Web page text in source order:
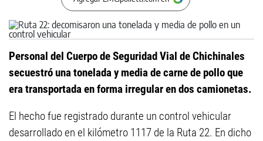
Personal del Cuerpo de Seguridad Vial de Chichinales
secuestró una tonelada y media de carne de pollo que
era transportada en forma irregular en dos camionetas.
El hecho fue registrado durante un control vehicular
desarrollado en el kilómetro 1117 de la Ruta 22. En dicho